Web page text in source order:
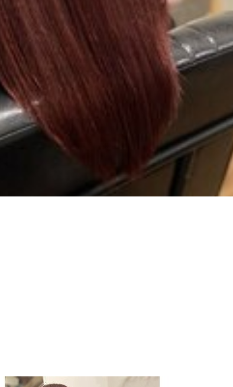
トキオリミテッド チューニングストレートが得意
チューニ
シースルー 40代からの美容室 ヘアカラー
トリートメント
ヘアケ